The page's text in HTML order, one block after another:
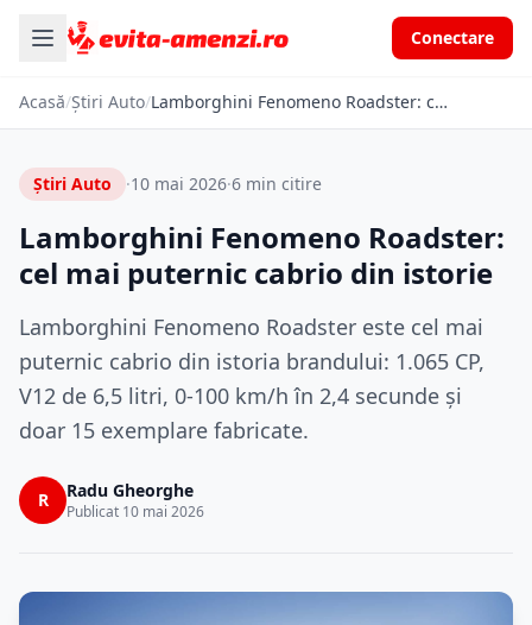
Conectare
Acasă/Știri Auto/ Lamborghini Fenomeno Roadster: cel mai puternic cabrio din istorie
Știri Auto ·10 mai 2026·6 min citire
Lamborghini Fenomeno Roadster:
cel mai puternic cabrio din istorie
Lamborghini Fenomeno Roadster este cel mai
puternic cabrio din istoria brandului: 1.065 CP,
V12 de 6,5 litri, 0-100 km/h în 2,4 secunde și
doar 15 exemplare fabricate.
R Radu Gheorghe
Publicat 10 mai 2026